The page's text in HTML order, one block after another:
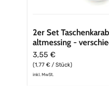
2er Set
altmessing -
Breiten
3,55 €
(1,77 € / Stück)
inkl. MwSt.